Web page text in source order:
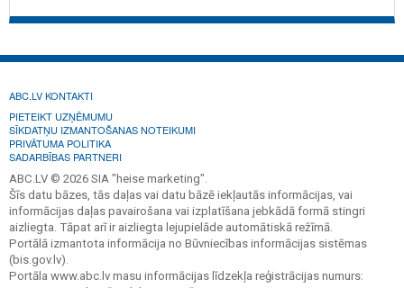
ABC.LV KONTAKTI
PIETEIKT UZŅĒMUMU
SĪKDATŅU IZMANTOŠANAS NOTEIKUMI
PRIVĀTUMA POLITIKA
SADARBĪBAS PARTNERI
ABC.LV © 2026 SIA "heise marketing".
Šīs datu bāzes, tās daļas vai datu bāzē iekļautās informācijas, vai
informācijas daļas pavairošana vai izplatīšana jebkādā formā stingri
aizliegta. Tāpat arī ir aizliegta lejupielāde automātiskā režīmā.
Portālā izmantota informācija no Būvniecības informācijas sistēmas
(bis.gov.lv).
Portāla www.abc.lv masu informācijas līdzekļa reģistrācijas numurs: